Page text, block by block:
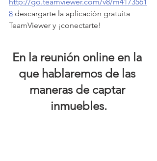
8 descargarte la aplicación gratuita
TeamViewer y ¡conectarte!
En la reunión online en la
que hablaremos de las
maneras de captar
inmuebles.